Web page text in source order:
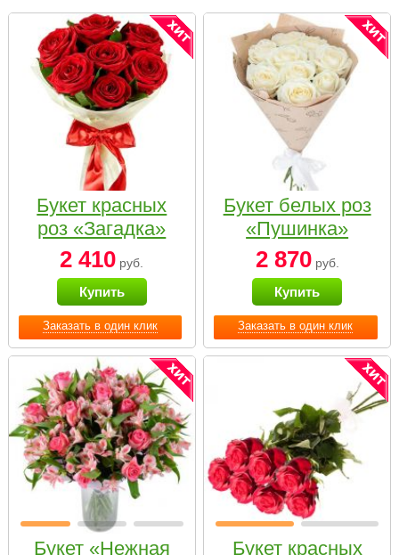
Заказать в один клик
Букет красных
роз «Загадка»
2 410 руб.
Купить
Заказать в один клик
Букет белых роз
«Пушинка»
2 870руб.
Купить
Букет «Нежная
Букет красных